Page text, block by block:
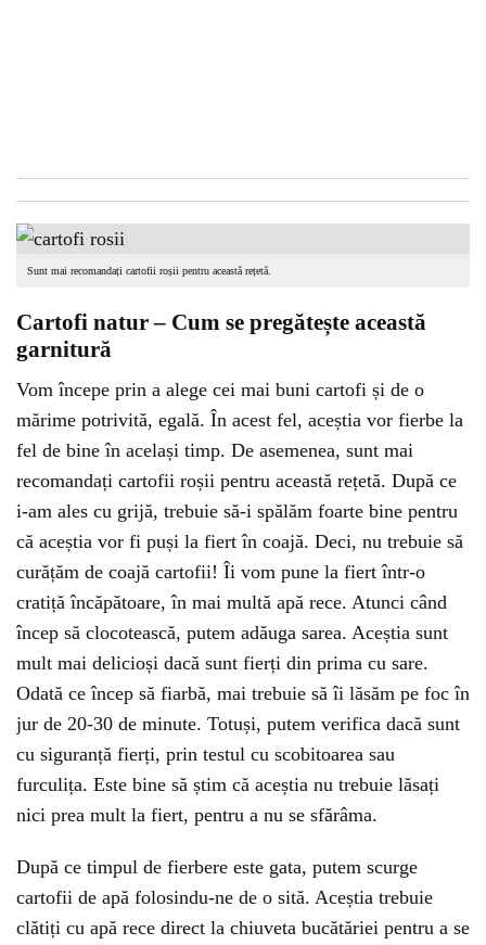
Sunt mai recomandați cartofii roșii pentru această rețetă.
Cartofi natur – Cum se pregătește această
garnitură
Vom începe prin a alege cei mai buni cartofi și de o
mărime potrivită, egală. În acest fel, aceștia vor fierbe la
fel de bine în același timp. De asemenea, sunt mai
recomandați cartofii roșii pentru această rețetă. După ce
i-am ales cu grijă, trebuie să-i spălăm foarte bine pentru
că aceștia vor fi puși la fiert în coajă. Deci, nu trebuie să
curățăm de coajă cartofii! Îi vom pune la fiert într-o
cratiță încăpătoare, în mai multă apă rece. Atunci când
încep să clocotească, putem adăuga sarea. Aceștia sunt
mult mai delicioși dacă sunt fierți din prima cu sare.
Odată ce încep să fiarbă, mai trebuie să îi lăsăm pe foc în
jur de 20-30 de minute. Totuși, putem verifica dacă sunt
cu siguranță fierți, prin testul cu scobitoarea sau
furculița. Este bine să știm că aceștia nu trebuie lăsați
nici prea mult la fiert, pentru a nu se sfărâma.
După ce timpul de fierbere este gata, putem scurge
cartofii de apă folosindu-ne de o sită. Aceștia trebuie
clătiți cu apă rece direct la chiuveta bucătăriei pentru a se